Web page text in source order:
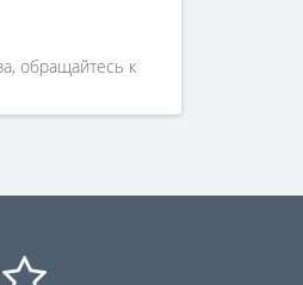
обращайтесь к